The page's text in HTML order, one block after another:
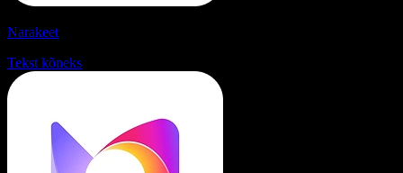
Narakeet
Tekst kõneks